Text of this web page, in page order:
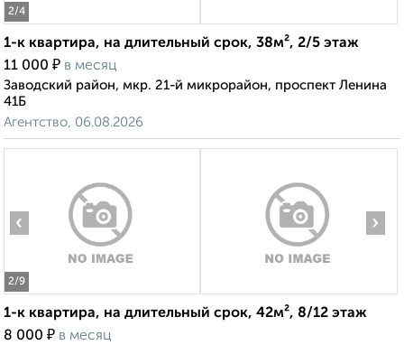
2/4
1-к квартира, на длительный срок, 38м², 2/5 этаж
11 000 ₽ в месяц
Заводский район, мкр. 21-й микрорайон, проспект Ленина
41Б
Агентство, 06.08.2026
2/9
‹ ›
1-к квартира, на длительный срок, 42м², 8/12 этаж
8 000 ₽ в месяц